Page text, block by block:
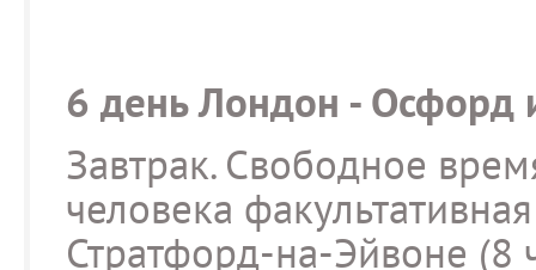
6 день Лондон - Осфорд
Завтрак. Свободное
человека
Стратфорд-на-Эйвоне (8